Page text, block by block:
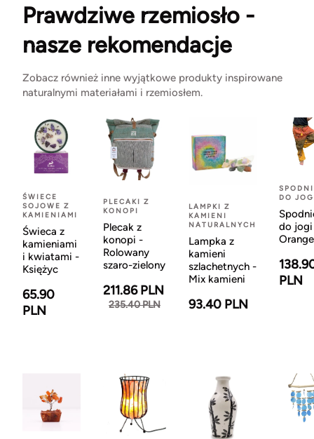
Prawdziwe rzemiosło -
nasze rekomendacje
Zobacz również inne wyjątkowe produkty inspirowane
naturalnymi materiałami i rzemiosłem.
ŚWIECE
SOJOWE Z
KAMIENIAMI
Świeca z
kamieniami
i kwiatami -
Księżyc
65.90
PLN
PLECAKI Z
KONOPI
Plecak z
konopi -
Rolowany
szaro-zielony
211.86 PLN
235.40 PLN
LAMPKI Z
KAMIENI
NATURALNYCH
Lampka z
kamieni
szlachetnych -
Mix kamieni
93.40 PLN
DO
do
Orange
PLN